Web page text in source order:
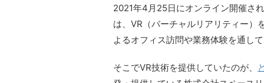
2021年4月25日にオンライン開催さ
は、VR（バーチャルリアリティー）
よるオフィス訪問や業務体験を通し
そこでVR技術を提供していたのが、